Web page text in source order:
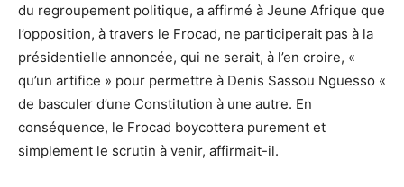
du regroupement politique, a affirmé à Jeune Afrique que
l’opposition, à travers le Frocad, ne participerait pas à la
présidentielle annoncée, qui ne serait, à l’en croire, «
qu’un artifice » pour permettre à Denis Sassou Nguesso «
de basculer d’une Constitution à une autre. En
conséquence, le Frocad boycottera purement et
simplement le scrutin à venir, affirmait-il.